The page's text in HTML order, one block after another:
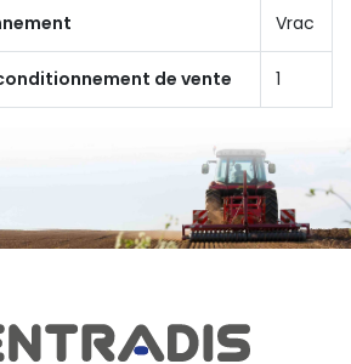
Vrac
de vente 1